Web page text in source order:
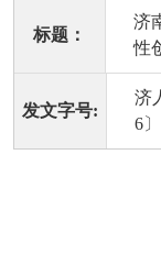
标题：
济
性
发文字号:
济
6